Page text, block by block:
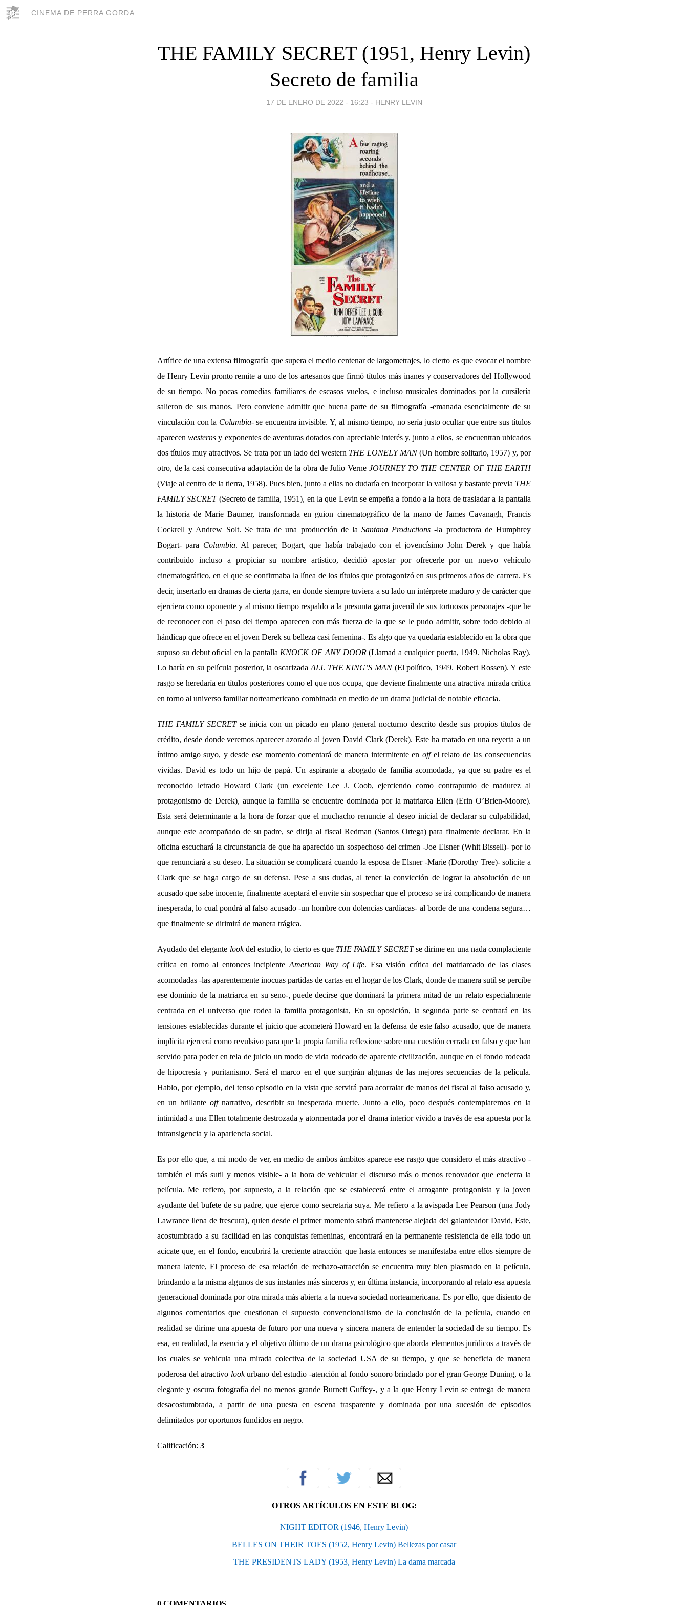
CINEMA DE PERRA GORDA
THE FAMILY SECRET (1951, Henry Levin)
Secreto de familia
17 DE ENERO DE 2022 - 16:23 - HENRY LEVIN
Artífice de una extensa filmografía que supera el medio centenar de largometrajes, lo cierto es que evocar el nombre
de Henry Levin pronto remite a uno de los artesanos que firmó títulos más inanes y conservadores del Hollywood
de su tiempo. No pocas comedias familiares de escasos vuelos, e incluso musicales dominados por la cursilería
salieron de sus manos. Pero conviene admitir que buena parte de su filmografía -emanada esencialmente de su
vinculación con la Columbia- se encuentra invisible. Y, al mismo tiempo, no sería justo ocultar que entre sus títulos
aparecenwesterns y exponentes de aventuras dotados con apreciable interés y, junto a ellos, se encuentran ubicados
dos títulos muy atractivos. Se trata por un lado del western THE LONELY MAN(Un hombre solitario, 1957) y, por
otro, de la casi consecutiva adaptación de la obra de Julio Verne JOURNEY TO THE CENTER OF THE EARTH
(Viaje al centro de la tierra, 1958). Pues bien, junto a ellas no dudaría en incorporar la valiosa y bastante previa THE
FAMILY SECRET(Secreto de familia, 1951), en la que Levin se empeña a fondo a la hora de trasladar a la pantalla
la historia de Marie Baumer, transformada en guion cinematográfico de la mano de James Cavanagh, Francis
Cockrell y Andrew Solt. Se trata de una producción de laSantana Productions -la productora de Humphrey
Bogart- para Columbia. Al parecer, Bogart, que había trabajado con el jovencísimo John Derek y que había
contribuido incluso a propiciar su nombre artístico, decidió apostar por ofrecerle por un nuevo vehículo
cinematográfico, en el que se confirmaba la línea de los títulos que protagonizó en sus primeros años de carrera. Es
decir, insertarlo en dramas de cierta garra, en donde siempre tuviera a su lado un intérprete maduro y de carácter que
ejerciera como oponente y al mismo tiempo respaldo a la presunta garra juvenil de sus tortuosos personajes -que he
de reconocer con el paso del tiempo aparecen con más fuerza de la que se le pudo admitir, sobre todo debido al
hándicap que ofrece en el joven Derek su belleza casi femenina-. Es algo que ya quedaría establecido en la obra que
supuso su debut oficial en la pantalla KNOCK OF ANY DOOR(Llamad a cualquier puerta, 1949. Nicholas Ray).
Lo haría en su película posterior, la oscarizada ALL THE KING’S MAN(El político, 1949. Robert Rossen). Y este
rasgo se heredaría en títulos posteriores como el que nos ocupa, que deviene finalmente una atractiva mirada crítica
en torno al universo familiar norteamericano combinada en medio de un drama judicial de notable eficacia.
THE FAMILY SECRETse inicia con un picado en plano general nocturno descrito desde sus propios títulos de
crédito, desde donde veremos aparecer azorado al joven David Clark (Derek). Este ha matado en una reyerta a un
íntimo amigo suyo, y desde ese momento comentará de manera intermitente enoffel relato de las consecuencias
vividas. David es todo un hijo de papá. Un aspirante a abogado de familia acomodada, ya que su padre es el
reconocido letrado Howard Clark (un excelente Lee J. Coob, ejerciendo como contrapunto de madurez al
protagonismo de Derek), aunque la familia se encuentre dominada por la matriarca Ellen (Erin O’Brien-Moore).
Esta será determinante a la hora de forzar que el muchacho renuncie al deseo inicial de declarar su culpabilidad,
aunque este acompañado de su padre, se dirija al fiscal Redman (Santos Ortega) para finalmente declarar. En la
oficina escuchará la circunstancia de que ha aparecido un sospechoso del crimen -Joe Elsner (Whit Bissell)- por lo
que renunciará a su deseo. La situación se complicará cuando la esposa de Elsner -Marie (Dorothy Tree)- solicite a
Clark que se haga cargo de su defensa. Pese a sus dudas, al tener la convicción de lograr la absolución de un
acusado que sabe inocente, finalmente aceptará el envite sin sospechar que el proceso se irá complicando de manera
inesperada, lo cual pondrá al falso acusado -un hombre con dolencias cardíacas- al borde de una condena segura…
que finalmente se dirimirá de manera trágica.
Ayudado del elegante lookdel estudio, lo cierto es que THE FAMILY SECRETse dirime en una nada complaciente
crítica en torno al entonces incipiente American Way of Life. Esa visión crítica del matriarcado de las clases
acomodadas -las aparentemente inocuas partidas de cartas en el hogar de los Clark, donde de manera sutil se percibe
ese dominio de la matriarca en su seno-, puede decirse que dominará la primera mitad de un relato especialmente
centrada en el universo que rodea la familia protagonista, En su oposición, la segunda parte se centrará en las
tensiones establecidas durante el juicio que acometerá Howard en la defensa de este falso acusado, que de manera
implícita ejercerá como revulsivo para que la propia familia reflexione sobre una cuestión cerrada en falso y que han
servido para poder en tela de juicio un modo de vida rodeado de aparente civilización, aunque en el fondo rodeada
de hipocresía y puritanismo. Será el marco en el que surgirán algunas de las mejores secuencias de la película.
Hablo, por ejemplo, del tenso episodio en la vista que servirá para acorralar de manos del fiscal al falso acusado y,
en un brillante offnarrativo, describir su inesperada muerte. Junto a ello, poco después contemplaremos en la
intimidad a una Ellen totalmente destrozada y atormentada por el drama interior vivido a través de esa apuesta por la
intransigencia y la apariencia social.
Es por ello que, a mi modo de ver, en medio de ambos ámbitos aparece ese rasgo que considero el más atractivo -
también el más sutil y menos visible- a la hora de vehicular el discurso más o menos renovador que encierra la
película. Me refiero, por supuesto, a la relación que se establecerá entre el arrogante protagonista y la joven
ayudante del bufete de su padre, que ejerce como secretaria suya. Me refiero a la avispada Lee Pearson (una Jody
Lawrance llena de frescura), quien desde el primer momento sabrá mantenerse alejada del galanteador David, Este,
acostumbrado a su facilidad en las conquistas femeninas, encontrará en la permanente resistencia de ella todo un
acicate que, en el fondo, encubrirá la creciente atracción que hasta entonces se manifestaba entre ellos siempre de
manera latente, El proceso de esa relación de rechazo-atracción se encuentra muy bien plasmado en la película,
brindando a la misma algunos de sus instantes más sinceros y, en última instancia, incorporando al relato esa apuesta
generacional dominada por otra mirada más abierta a la nueva sociedad norteamericana. Es por ello, que disiento de
algunos comentarios que cuestionan el supuesto convencionalismo de la conclusión de la película, cuando en
realidad se dirime una apuesta de futuro por una nueva y sincera manera de entender la sociedad de su tiempo. Es
esa, en realidad, la esencia y el objetivo último de un drama psicológico que aborda elementos jurídicos a través de
los cuales se vehicula una mirada colectiva de la sociedad USA de su tiempo, y que se beneficia de manera
poderosa del atractivo lookurbano del estudio -atención al fondo sonoro brindado por el gran George Duning, o la
elegante y oscura fotografía del no menos grande Burnett Guffey-, y a la que Henry Levin se entrega de manera
desacostumbrada, a partir de una puesta en escena trasparente y dominada por una sucesión de episodios
delimitados por oportunos fundidos en negro.
Calificación: 3
OTROS ARTÍCULOS EN ESTE BLOG:
NIGHT EDITOR (1946, Henry Levin)
BELLES ON THEIR TOES (1952, Henry Levin) Bellezas por casar
THE PRESIDENTS LADY (1953, Henry Levin) La dama marcada